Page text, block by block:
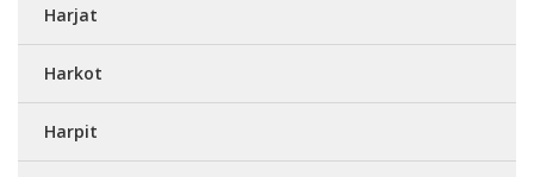
Harjat
Harkot
Harpit